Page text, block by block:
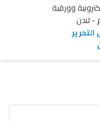
وورقية
- لندن